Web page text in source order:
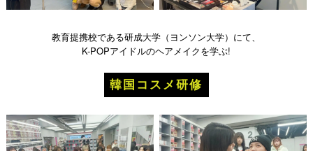
教育提携校である研成大学（ヨンソン大学）にて、
K-POPアイドルのヘアメイクを学ぶ!
韓国コスメ研修